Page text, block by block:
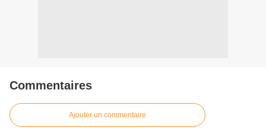
Commentaires
Ajouter un commentaire